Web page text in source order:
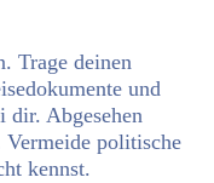
Trage deinen
und
dir. Abgesehen
Vermeide politische
kennst.